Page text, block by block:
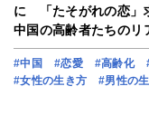
に 「たそがれの恋」
中国の高齢者たちのリ
#中国 #恋愛 #高齢化
#女性の生き方
#男性の